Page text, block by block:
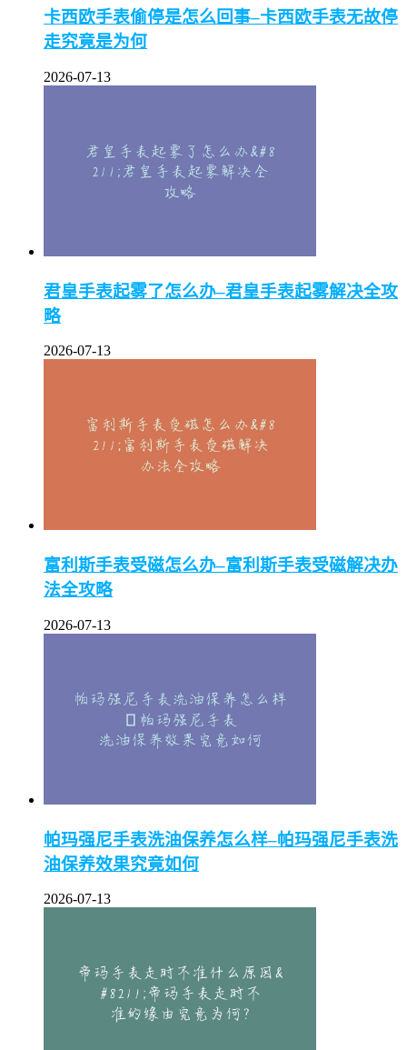
卡西欧手表偷停是怎么回事–卡西欧手表无故停
走究竟是为何
2026-07-13
君皇手表起雾了怎么办–君皇手表起雾解决全攻
略
2026-07-13
富利斯手表受磁怎么办–富利斯手表受磁解决办
法全攻略
2026-07-13
帕玛强尼手表洗油保养怎么样–帕玛强尼手表洗
油保养效果究竟如何
2026-07-13